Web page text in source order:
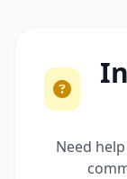
Need